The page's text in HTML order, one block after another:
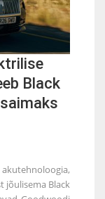
Black
jõulisema Black